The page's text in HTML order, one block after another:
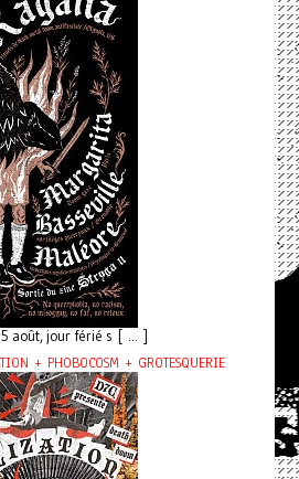
août, jour férié s [ ... ]
+ PHOBOCOSM + GROTESQUERIE